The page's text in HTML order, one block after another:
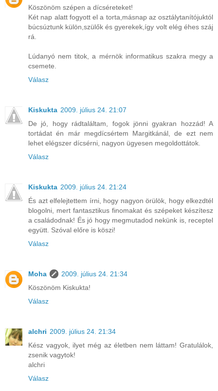
Köszönöm szépen a dícséreteket!
Két nap alatt fogyott el a torta,másnap az osztálytanítójuktól
búcsúztunk külön,szülők és gyerekek,így volt elég éhes száj
rá.
Lúdanyó nem titok, a mérnök informatikus szakra megy a
csemete.
Válasz
Kiskukta 2009. július 24. 21:07
De jó, hogy rádtaláltam, fogok jönni gyakran hozzád! A
tortádat én már megdícsértem Margitkánál, de ezt nem
lehet elégszer dícsérni, nagyon ügyesen megoldottátok.
Válasz
Kiskukta 2009. július 24. 21:24
És azt elfelejtettem írni, hogy nagyon örülök, hogy elkezdtél
blogolni, mert fantasztikus finomakat és szépeket készítesz
a családodnak! És jó hogy megmutadod nekünk is, receptel
együtt. Szóval előre is köszi!
Válasz
Moha
2009. július 24. 21:34
Köszönöm Kiskukta!
Válasz
alchri 2009. július 24. 21:34
Kész vagyok, ilyet még az életben nem láttam! Gratulálok,
zsenik vagytok!
alchri
Válasz